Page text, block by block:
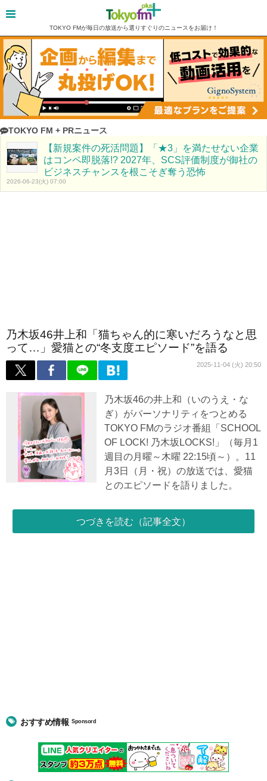
TOKYO FMが毎日の放送から選りすぐりのニュースをお届け！
TOKYO FM + PRニュース
【新規案件の死活問題】「★3」を満たせない企業
はコンペ即脱落!? 2027年、SCS評価制度が御社の
ビジネスチャンスを根こそぎ奪う恐怖
2026-06-23(火) 07:00
乃木坂46井上和「猫ちゃん的に寒いだろうなと思
って…」愛猫との“冬支度エピソード”を語る
2025-11-04 (火) 20:50
乃木坂46の井上和（いのうえ・な
ぎ）がパーソナリティをつとめる
TOKYO FMのラジオ番組「SCHOOL
OF LOCK! 乃木坂LOCKS!」（毎月1
週目の月曜～木曜 22:15頃～）。11
月3日（月・祝）の放送では、愛猫
とのエピソードを語りました。
つづきを読む（記事全文）
おすすめ情報Sponsord